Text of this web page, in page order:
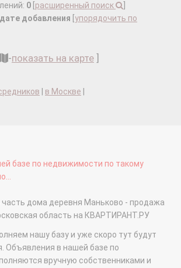
0 расширенный поиск
добавления упорядочить по
-показать на карте
в Москве
базе по недвижимости по такому
часть дома деревня Маньково - продажа
область на КВАРТИРАНТ.РУ
нашу базу и уже скоро тут будут
Объявления в нашей базе по
вручную собственниками и